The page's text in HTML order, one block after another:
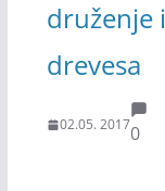
druženje
drevesa
02.05. 20170